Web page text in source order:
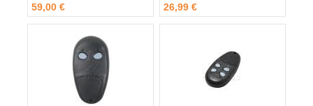
59,00 € 26,99 €